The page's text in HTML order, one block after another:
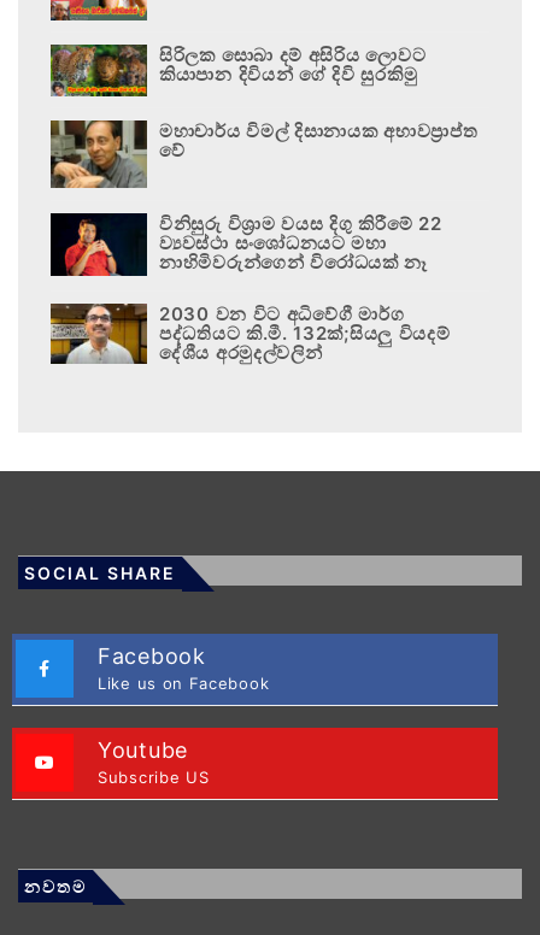
සිරිලක සොබා දම් අසිරිය ලොවට
කියාපාන දිවියන් ගේ දිවි සුරකිමු
මහාචාර්ය විමල් දිසානායක අභාවප්‍රාප්ත
වේ
විනිසුරු විශ්‍රාම වයස දිගු කිරීමේ 22
ව්‍යවස්ථා සංශෝධනයට මහා
නාහිමිවරුන්ගෙන් විරෝධයක් නෑ
2030 වන විට අධිවේගී මාර්ග
පද්ධතියට කි.මී. 132ක්;සියලු වියදම්
දේශීය අරමුදල්වලින්
SOCIAL SHARE
Facebook
Like us on Facebook
Youtube
Subscribe US
නවතම